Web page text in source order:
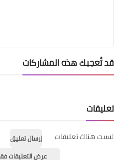
قد تُعجبك هذه المشاركات
تعليقات
ليست هناك تعليقات
إرسال تعليق
عرض التعليقات